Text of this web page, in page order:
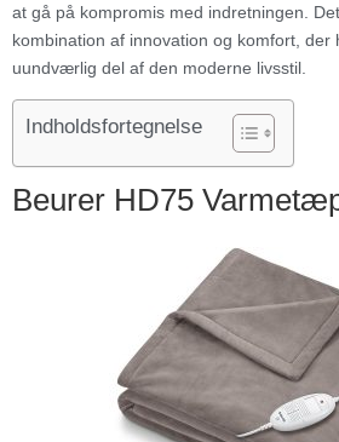
at gå på kompromis med indretningen.
kombination af innovation og komfort, der
uundværlig del af den moderne livsstil.
Indholdsfortegnelse
Beurer HD75